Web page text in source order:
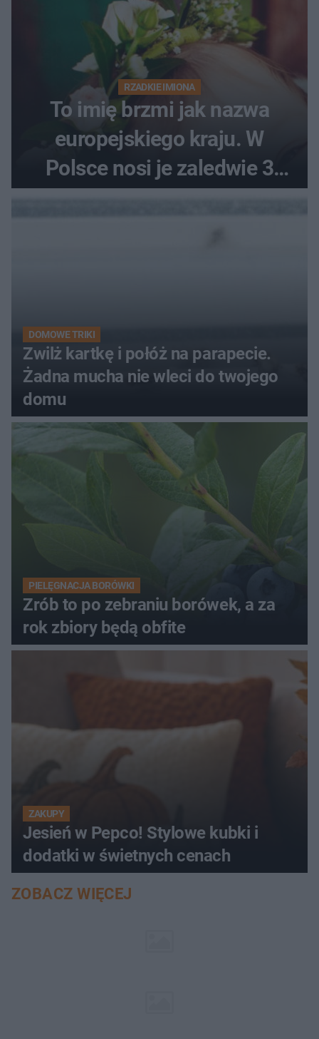
RZADKIE IMIONA
To imię brzmi jak nazwa
europejskiego kraju. W
Polsce nosi je zaledwie 3
DOMOWE TRIKI
Zwilż kartkę i połóż na parapecie.
Żadna mucha nie wleci do twojego
domu
PIELĘGNACJA BORÓWKI
Zrób to po zebraniu borówek, a za
rok zbiory będą obfite
ZAKUPY
Jesień w Pepco! Stylowe kubki i
dodatki w świetnych cenach
ZOBACZ WIĘCEJ